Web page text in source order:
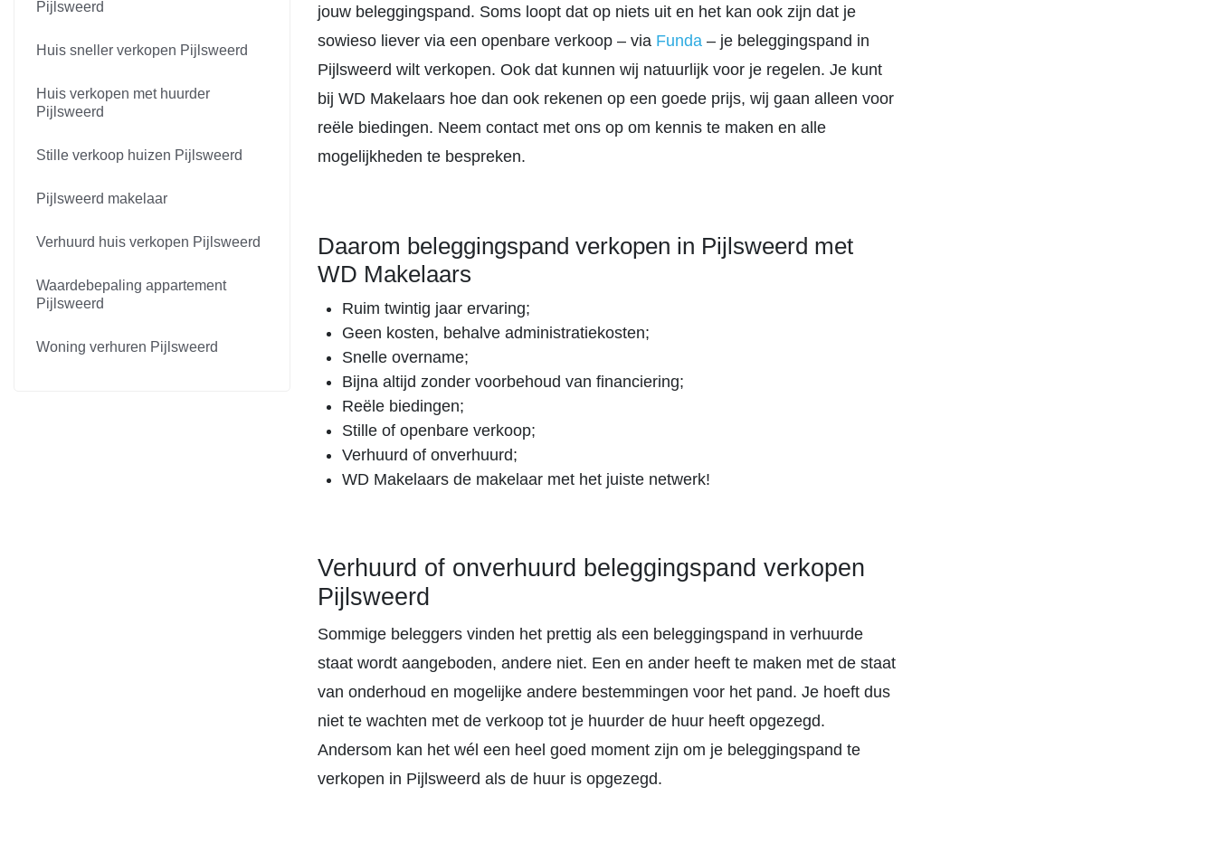
Pijlsweerd
Huis sneller verkopen Pijlsweerd
Huis verkopen met huurder
Pijlsweerd
Stille verkoop huizen Pijlsweerd
Pijlsweerd makelaar
Verhuurd huis verkopen Pijlsweerd
Waardebepaling appartement
Pijlsweerd
Woning verhuren Pijlsweerd
jouw beleggingspand. Soms loopt dat op niets uit en het kan ook zijn dat je
sowieso liever via een openbare verkoop – via Funda – je beleggingspand in
Pijlsweerd wilt verkopen. Ook dat kunnen wij natuurlijk voor je regelen. Je kunt
bij WD Makelaars hoe dan ook rekenen op een goede prijs, wij gaan alleen voor
reële biedingen. Neem contact met ons op om kennis te maken en alle
mogelijkheden te bespreken.
Daarom beleggingspand verkopen in Pijlsweerd met
WD Makelaars
Ruim twintig jaar ervaring;
Geen kosten, behalve administratiekosten;
Snelle overname;
Bijna altijd zonder voorbehoud van financiering;
Reële biedingen;
Stille of openbare verkoop;
Verhuurd of onverhuurd;
WD Makelaars de makelaar met het juiste netwerk!
Verhuurd of onverhuurd beleggingspand verkopen
Pijlsweerd
Sommige beleggers vinden het prettig als een beleggingspand in verhuurde
staat wordt aangeboden, andere niet. Een en ander heeft te maken met de staat
van onderhoud en mogelijke andere bestemmingen voor het pand. Je hoeft dus
niet te wachten met de verkoop tot je huurder de huur heeft opgezegd.
Andersom kan het wél een heel goed moment zijn om je beleggingspand te
verkopen in Pijlsweerd als de huur is opgezegd.